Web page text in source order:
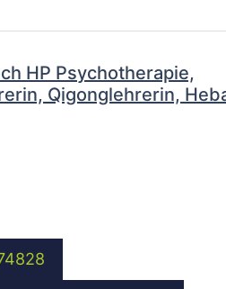
HP Psychotherapie,
Qigonglehrerin,